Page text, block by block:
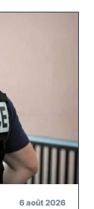
6 août 2026